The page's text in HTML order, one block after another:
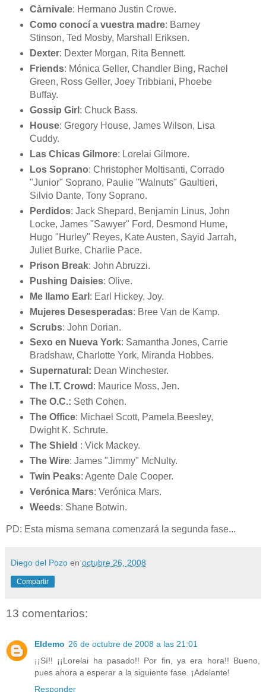
Càrnivale: Hermano Justin Crowe.
Como conocí a vuestra madre: Barney
Stinson, Ted Mosby, Marshall Eriksen.
Dexter: Dexter Morgan, Rita Bennett.
Friends: Mónica Geller, Chandler Bing, Rachel
Green, Ross Geller, Joey Tribbiani, Phoebe
Buffay.
Gossip Girl : Chuck Bass.
House: Gregory House, James Wilson, Lisa
Cuddy.
Las Chicas Gilmore: Lorelai Gilmore.
Los Soprano: Christopher Moltisanti, Corrado
"Junior" Soprano, Paulie "Walnuts" Gaultieri,
Silvio Dante, Tony Soprano.
Perdidos: Jack Shepard, Benjamin Linus, John
Locke, James "Sawyer" Ford, Desmond Hume,
Hugo "Hurley" Reyes, Kate Austen, Sayid Jarrah,
Juliet Burke, Charlie Pace.
Prison Break: John Abruzzi.
Pushing Daisies: Olive.
Me llamo Earl : Earl Hickey, Joy.
Mujeres Desesperadas: Bree Van de Kamp.
Scrubs: John Dorian.
Sexo en Nueva York: Samantha Jones, Carrie
Bradshaw, Charlotte York, Miranda Hobbes.
Supernatural: Dean Winchester.
The I.T. Crowd : Maurice Moss, Jen.
The O.C.: Seth Cohen.
The Office: Michael Scott, Pamela Beesley,
Dwight K. Schrute.
The Shield : Vick Mackey.
The Wire: James "Jimmy" McNulty.
Twin Peaks: Agente Dale Cooper.
Verónica Mars: Verónica Mars.
Weeds: Shane Botwin.
PD: Esta misma semana comenzará la segunda fase...
Diego del Pozo en octubre 26, 2008
Compartir
13 comentarios:
Eldemo 26 de octubre de 2008 a las 21:01
¡¡Sí!! ¡¡Lorelai ha pasado!! Por fin, ya era hora!! Bueno,
pues ahora a esperar a la siguiente fase. ¡Adelante!
Responder